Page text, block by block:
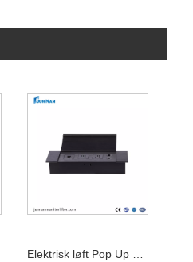
Elektrisk løft Pop Up Desktop-stik Trådløs USB Universal-strømstik